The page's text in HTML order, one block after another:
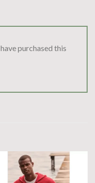
purchased this